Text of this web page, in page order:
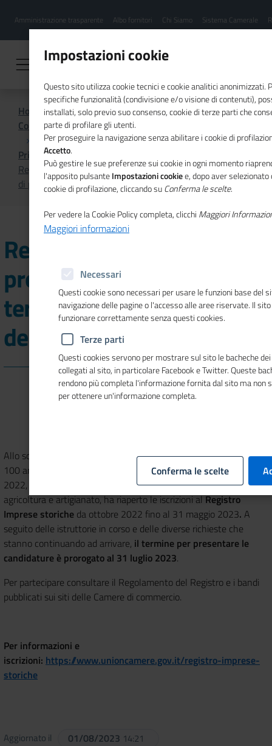
contenuto
Menu
hamburgher
Amministrazione trasparente Albo fornitori Chi Siamo Sistema Camerale
Home
Comunicazione istituzionale per il sistema camerale
Primo Piano
Registro Imprese Storiche, prorogati al 31 luglio i termini
di presentazione delle candidature
Registro Imprese Storiche,
prorogati al 31 luglio i
termini di presentazione
delle candidature
Allo scopo di valorizzare
tutte le imprese che hanno già compiuto
100 anni al 31 dicembre 2021 o li compiranno al 31 dicembre
2022, , insieme alleCamere di commercio, industria,
agricoltura e artigianato, ha riaperto le iscrizioni alRegistro
Imprese storiche da ottobre 2022 fino al 31 maggio 2023. A
seguito delle istruttorie in corso e delle diverse richieste che
stanno continuando ad arrivare, il termine per presentare le
candidature è prorogato al 31 luglio 2023.
Per partecipare consultare il Regolamento del Registro e i bandi
pubblicati sui siti delle Camere di commercio.
Per informazioni e
iscrizioni: https://www.unioncamere.gov.it/registro-imprese-
storiche
Aggiornato il 01/08/2023 14:21
Impostazioni cookie
Questo sito utilizza cookie tecnici e cookie analitici anonimizzati.
specifiche funzionalità (condivisione e/o visione di contenuti),
installati, solo previo suo consenso, cookie di terze parti che
parte di profilare gli utenti.
Per proseguire la navigazione senza abilitare i cookie di
Accetto.
Può gestire le sue preferenze sui cookie in ogni momento
l'apposito pulsanteImpostazioni cookiee, dopo aver
cookie di profilazione, cliccando suConferma le scelte.
Per vedere la Cookie Policy completa, clicchi Maggiori
Maggiori informazioni
Necessari
Questi cookie sono necessari per usare le funzioni base del
navigazione delle pagine o l'accesso alle aree riservate. Il
funzionare correttamente senza questi cookies.
Terze parti
Questi cookies servono per mostrare sul sito le bacheche
collegati al sito, in particolare Facebook e Twitter. Queste
rendono più completa l'informazione fornita dal sito ma non
per ottenere un'informazione completa.
Conferma le scelte